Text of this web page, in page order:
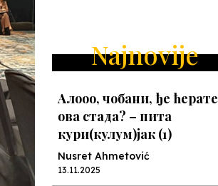
Najnovije
Алооо, чобани, ђе ћерате
ова стада? – пита
кури(кулум)јак (1)
Nusret Ahmetović
13.11.2025